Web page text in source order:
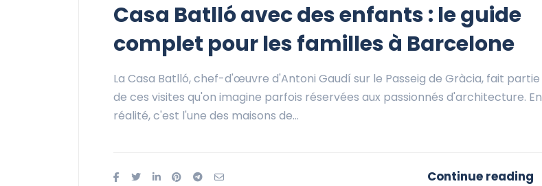
Casa Batlló avec des enfants : le guide
complet pour les familles à Barcelone
La Casa Batlló, chef-d'œuvre d'Antoni Gaudí sur le Passeig de Gràcia, fait partie
de ces visites qu'on imagine parfois réservées aux passionnés d'architecture. En
réalité, c'est l'une des maisons de…
Continue reading